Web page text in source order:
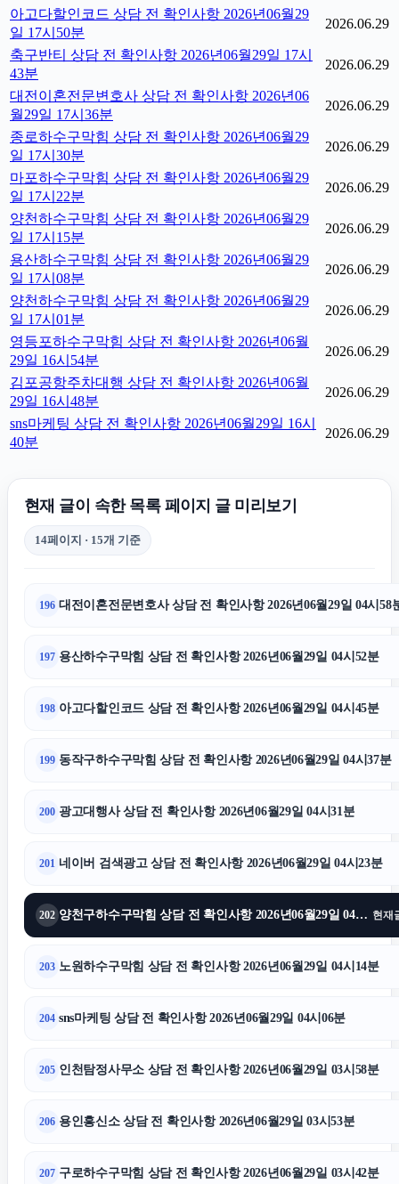
아고다할인코드 상담 전 확인사항 2026년06월29
일 17시50분
2026.06.29
축구반티 상담 전 확인사항 2026년06월29일 17시
43분
2026.06.29
대전이혼전문변호사 상담 전 확인사항 2026년06
월29일 17시36분
2026.06.29
종로하수구막힘 상담 전 확인사항 2026년06월29
일 17시30분
2026.06.29
마포하수구막힘 상담 전 확인사항 2026년06월29
일 17시22분
2026.06.29
양천하수구막힘 상담 전 확인사항 2026년06월29
일 17시15분
2026.06.29
용산하수구막힘 상담 전 확인사항 2026년06월29
일 17시08분
2026.06.29
양천하수구막힘 상담 전 확인사항 2026년06월29
일 17시01분
2026.06.29
영등포하수구막힘 상담 전 확인사항 2026년06월
29일 16시54분
2026.06.29
김포공항주차대행 상담 전 확인사항 2026년06월
29일 16시48분
2026.06.29
sns마케팅 상담 전 확인사항 2026년06월29일 16시
40분
2026.06.29
현재 글이 속한 목록 페이지 글 미리보기
14페이지 · 15개 기준
196 대전이혼전문변호사 상담 전 확인사항 2026년06월29일 04시58
197 용산하수구막힘 상담 전 확인사항 2026년06월29일 04시52분
198 아고다할인코드 상담 전 확인사항 2026년06월29일 04시45분
199 동작구하수구막힘 상담 전 확인사항 2026년06월29일 04시37분
200 광고대행사 상담 전 확인사항 2026년06월29일 04시31분
201 네이버 검색광고 상담 전 확인사항 2026년06월29일 04시23분
202 양천구하수구막힘 상담 전 확인사항 2026년06월29일 04시17분 현재
203 노원하수구막힘 상담 전 확인사항 2026년06월29일 04시14분
204 sns마케팅 상담 전 확인사항 2026년06월29일 04시06분
205 인천탐정사무소 상담 전 확인사항 2026년06월29일 03시58분
206 용인흥신소 상담 전 확인사항 2026년06월29일 03시53분
207 구로하수구막힘 상담 전 확인사항 2026년06월29일 03시42분